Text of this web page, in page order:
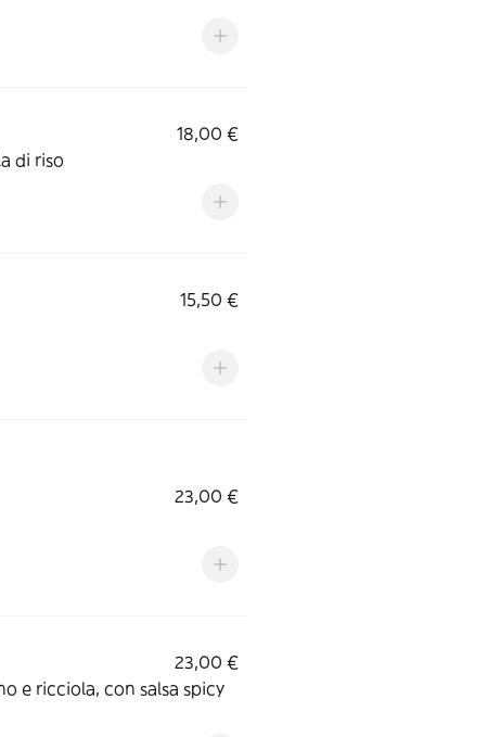
18,00 €
di riso
15,50 €
23,00 €
23,00 €
e ricciola, con salsa spicy